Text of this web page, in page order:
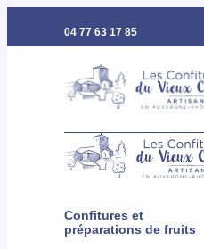
04 77 63 17 85
Confitures et
préparations de fruits